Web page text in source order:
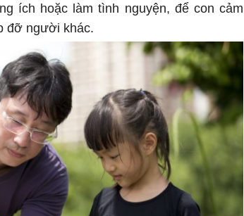
ích hoặc làm tình nguyện, để con cảm
đỡ người khác.